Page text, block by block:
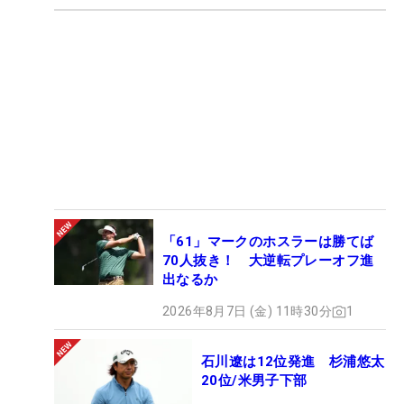
「61」マークのホスラーは勝てば
70人抜き！ 大逆転プレーオフ進
出なるか
2026年8月7日 (金) 11時30分 1
石川遼は12位発進 杉浦悠太
20位/米男子下部